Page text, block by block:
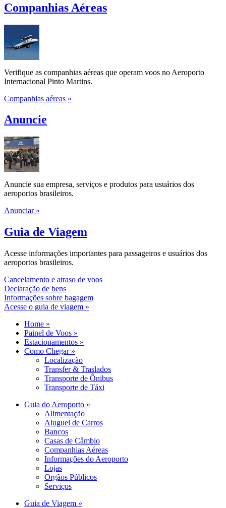
Companhias Aéreas
Verifique as companhias aéreas que operam voos no Aeroporto
Internacional Pinto Martins.
Companhias aéreas »
Anuncie
Anuncie sua empresa, serviços e produtos para usuários dos
aeroportos brasileiros.
Anunciar »
Guia de Viagem
Acesse informações importantes para passageiros e usuários dos
aeroportos brasileiros.
Cancelamento e atraso de voos
Declaração de bens
Informações sobre bagagem
Acesse o guia de viagem »
Home »
Painel de Voos »
Estacionamentos »
Como Chegar »
Localização
Transfer & Traslados
Transporte de Ônibus
Transporte de Táxi
Guia do Aeroporto »
Alimentação
Aluguel de Carros
Bancos
Casas de Câmbio
Companhias Aéreas
Informações do Aeroporto
Lojas
Orgãos Públicos
Serviços
Guia de Viagem »